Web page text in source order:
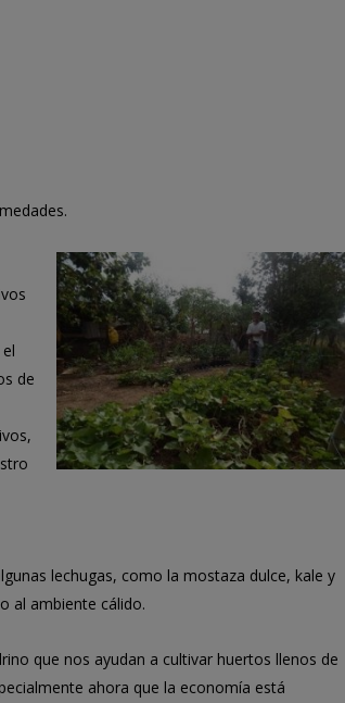
de
lechugas, como la mostaza dulce, kale y
al ambiente cálido.
que nos ayudan a cultivar huertos llenos de
ahora que la economía está